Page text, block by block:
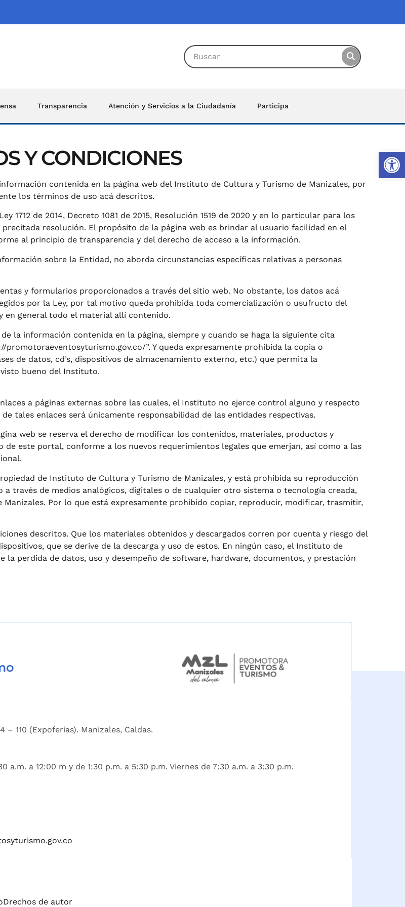
Transparencia Atención y Servicios a la Ciudadanía Participa
Y CONDICIONES
contenida en la página web del Instituto de Cultura y Turismo de Manizales, por
los términos de uso acá descritos.
1712 de 2014, Decreto 1081 de 2015, Resolución 1519 de 2020 y en lo particular para los
resolución. El propósito de la página web es brindar al usuario facilidad en el
al principio de transparencia y del derecho de acceso a la información.
sobre la Entidad, no aborda circunstancias específicas relativas a personas
y formularios proporcionados a través del sitio web. No obstante, los datos acá
por la Ley, por tal motivo queda prohibida toda comercialización o usufructo del
en general todo el material allí contenido.
la información contenida en la página, siempre y cuando se haga la siguiente cita
”. Y queda expresamente prohibida la copia o
de datos, cd’s, dispositivos de almacenamiento externo, etc.) que permita la
bueno del Instituto.
a páginas externas sobre las cuales, el Instituto no ejerce control alguno y respecto
tales enlaces será únicamente responsabilidad de las entidades respectivas.
web se reserva el derecho de modificar los contenidos, materiales, productos y
este portal, conforme a los nuevos requerimientos legales que emerjan, así como a las
de Instituto de Cultura y Turismo de Manizales, y está prohibida su reproducción
través de medios analógicos, digitales o de cualquier otro sistema o tecnología creada,
Por lo que está expresamente prohibido copiar, reproducir, modificar, trasmitir,
descritos. Que los materiales obtenidos y descargados corren por cuenta y riesgo del
que se derive de la descarga y uso de estos. En ningún caso, el Instituto de
perdida de datos, uso y desempeño de software, hardware, documentos, y prestación
110 (Expoferias). Manizales, Caldas.
a.m. a 12:00 m y de 1:30 p.m. a 5:30 p.m. Viernes de 7:30 a.m. a 3:30 p.m.
Drechos de autor